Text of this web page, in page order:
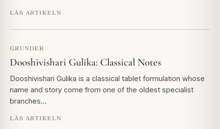
LÄS ARTIKELN
GRUNDER
Dooshivishari Gulika: Classical Notes
Dooshivishari Gulika is a classical tablet formulation whose
name and story come from one of the oldest specialist
branches…
LÄS ARTIKELN